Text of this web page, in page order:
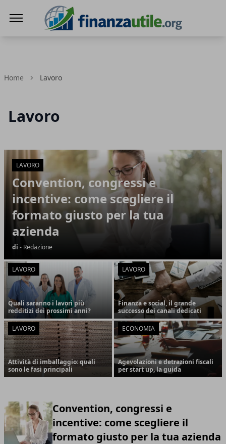
Home Lavoro
Lavoro
LAVORO
Convention, congressi e
incentive: come scegliere il
formato giusto per la tua
azienda
di - Redazione
LAVORO
Quali saranno i lavori più
redditizi dei prossimi anni?
LAVORO
Finanza e social, il grande
successo dei canali dedicati
LAVORO
Attività di imballaggio: quali
sono le fasi principali
ECONOMIA
Agevolazioni e detrazioni fiscali
per start up, la guida
Convention, congressi e
incentive: come scegliere il
formato giusto per la tua azienda